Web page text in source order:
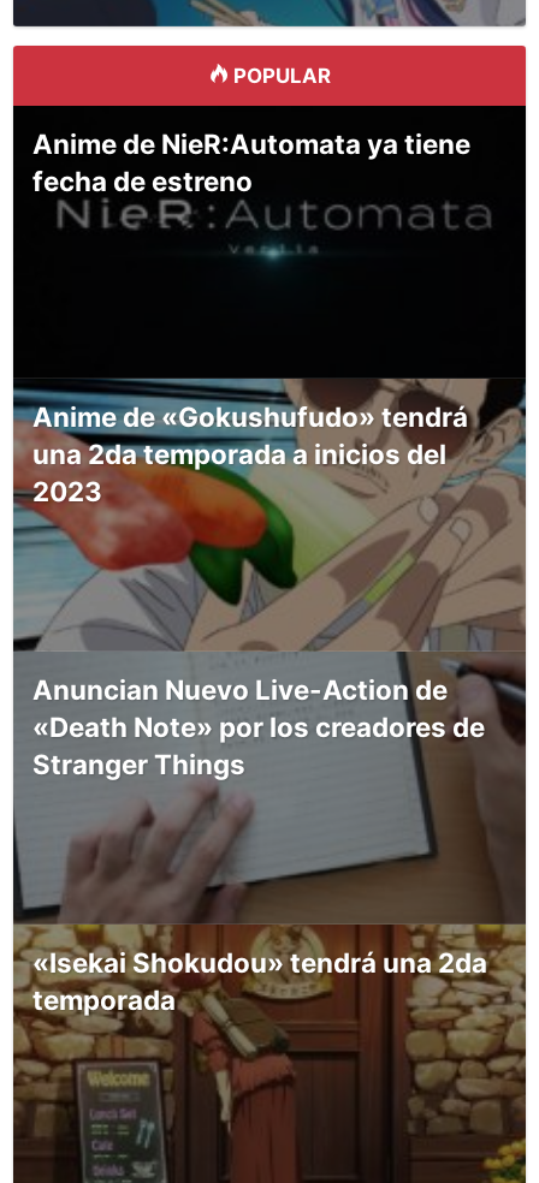
POPULAR
Anime de NieR:Automata ya tiene
fecha de estreno
Anime de «Gokushufudo» tendrá
una 2da temporada a inicios del
2023
Anuncian Nuevo Live-Action de
«Death Note» por los creadores de
Stranger Things
«Isekai Shokudou» tendrá una 2da
temporada